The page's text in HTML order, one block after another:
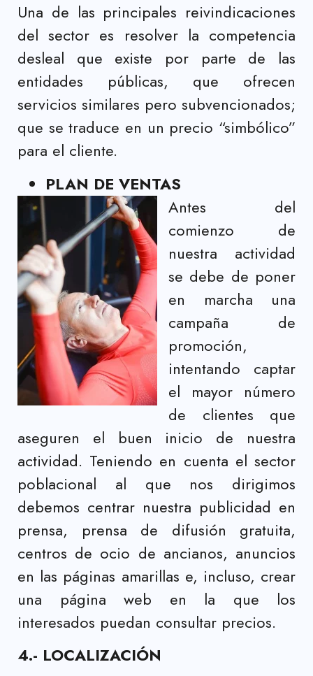
Una de las principales reivindicaciones
del sector es resolver la competencia
desleal que existe por parte de las
entidades públicas, que ofrecen
servicios similares pero subvencionados;
que se traduce en un precio “simbólico”
para el cliente.
PLAN DE VENTAS
Antes del
comienzo de
nuestra actividad
se debe de poner
en marcha una
campaña de
promoción,
intentando captar
el mayor número
de clientes que
aseguren el buen inicio de nuestra
actividad. Teniendo en cuenta el sector
poblacional al que nos dirigimos
debemos centrar nuestra publicidad en
prensa, prensa de difusión gratuita,
centros de ocio de ancianos, anuncios
en las páginas amarillas e, incluso, crear
una página web en la que los
interesados puedan consultar precios.
4.- LOCALIZACIÓN